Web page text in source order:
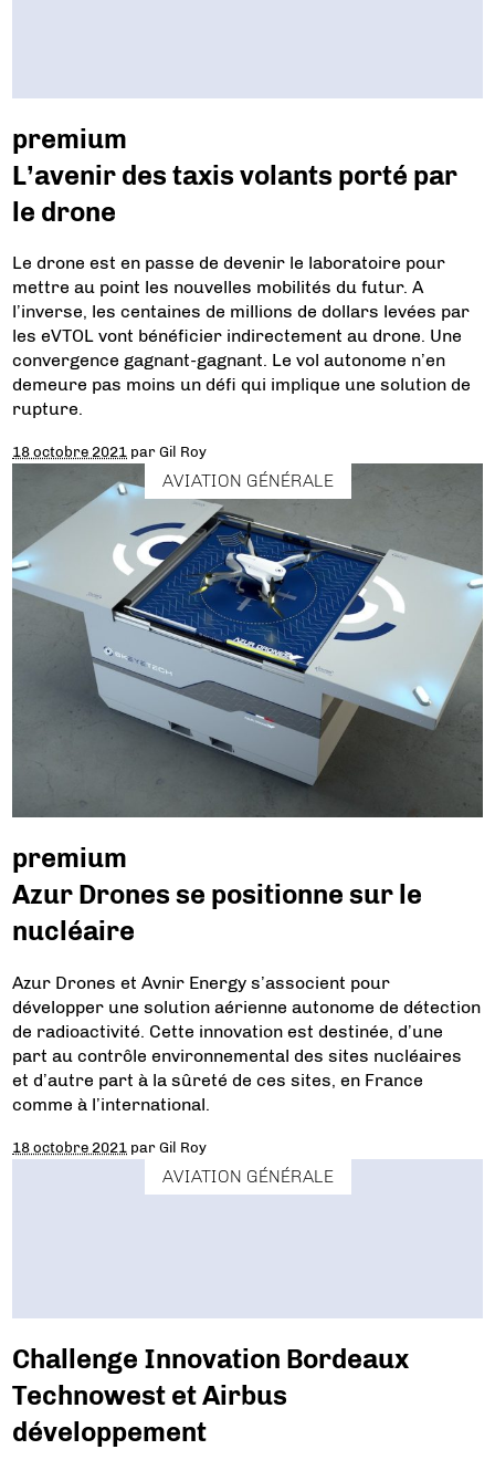
premium
L’avenir des taxis volants porté par
le drone
Le drone est en passe de devenir le laboratoire pour
mettre au point les nouvelles mobilités du futur. A
l’inverse, les centaines de millions de dollars levées par
les eVTOL vont bénéficier indirectement au drone. Une
convergence gagnant-gagnant. Le vol autonome n’en
demeure pas moins un défi qui implique une solution de
rupture.
18 octobre 2021 parGil Roy
AVIATION GÉNÉRALE
premium
Azur Drones se positionne sur le
nucléaire
Azur Drones et Avnir Energy s’associent pour
développer une solution aérienne autonome de détection
de radioactivité. Cette innovation est destinée, d’une
part au contrôle environnemental des sites nucléaires
et d’autre part à la sûreté de ces sites, en France
comme à l’international.
18 octobre 2021 parGil Roy
AVIATION GÉNÉRALE
Challenge Innovation Bordeaux
Technowest et Airbus
développement